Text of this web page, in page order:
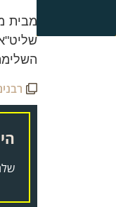
מבית